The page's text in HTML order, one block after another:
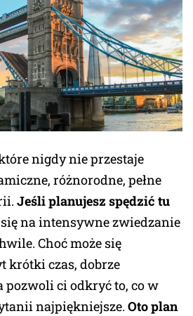
nigdy nie przestaje
różnorodne, pełne
Jeśli planujesz spędzić tu
na intensywne zwiedzanie
Choć może się
krótki czas, dobrze
pozwoli ci odkryć to, co w
najpiękniejsze. Oto plan